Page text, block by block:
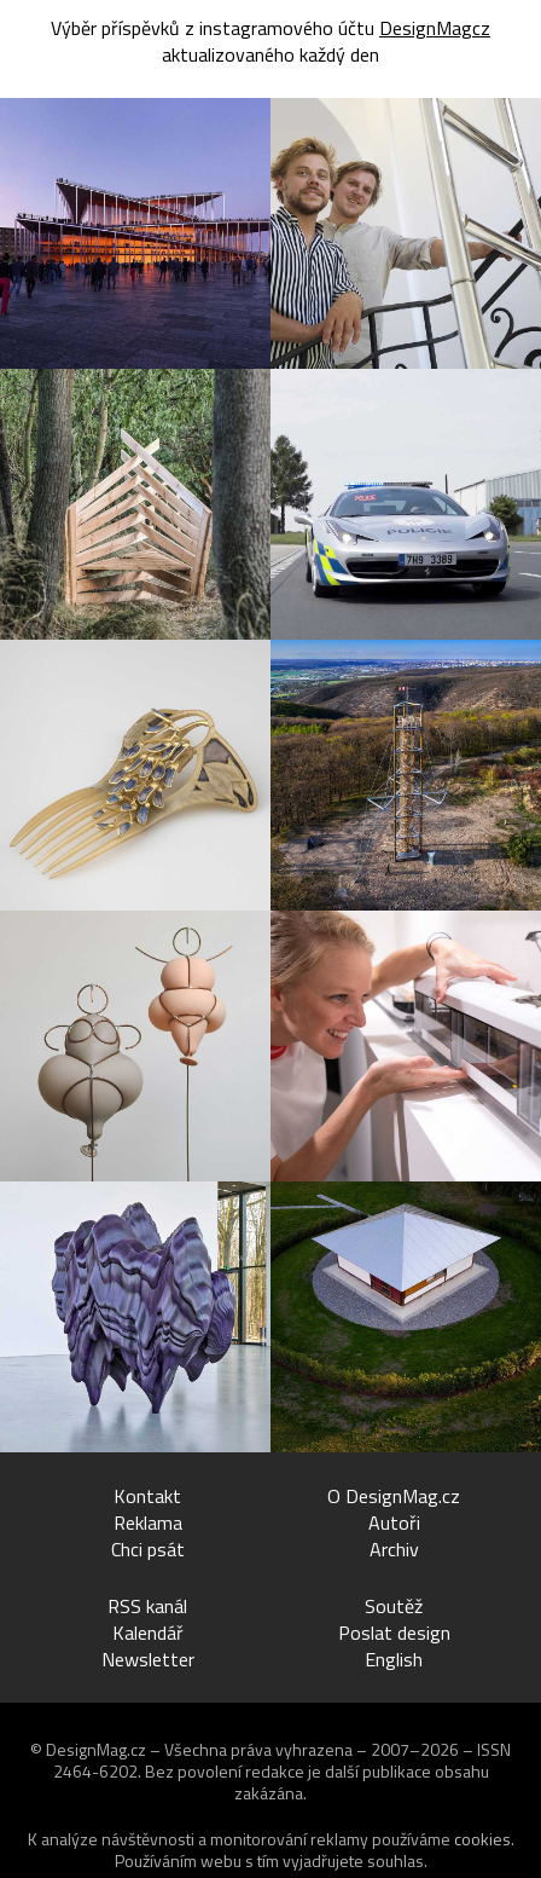
Výběr příspěvků z instagramového účtu DesignMagcz
aktualizovaného každý den
Kontakt
Reklama
Chci psát
O DesignMag.cz
Autoři
Archiv
RSS kanál
Kalendář
Newsletter
Soutěž
Poslat design
English
© DesignMag.cz – Všechna práva vyhrazena – 2007–2026 – ISSN
2464-6202. Bez povolení redakce je další publikace obsahu
zakázána.
K analýze návštěvnosti a monitorování reklamy používáme cookies.
Používáním webu s tím vyjadřujete souhlas.